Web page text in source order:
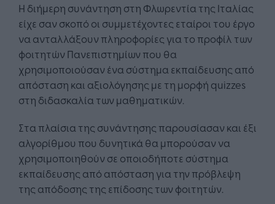
Η διήμερη συνάντηση στη Φλωρεντία της Ιταλίας
είχε σαν σκοπό οι συμμετέχοντες εταίροι του έργο
να ανταλλάξουν πληροφορίες για το προφίλ των
φοιτητών Πανεπιστημίων που θα
χρησιμοποιούσαν ένα σύστημα εκπαίδευσης από
απόσταση και αξιολόγησης με τη μορφή quizzes
στη διδασκαλία των μαθηματικών.
Στα πλαίσια της συνάντησης παρουσίασαν και έξι
αλγορίθμου που δυνητικά θα μπορούσαν να
χρησιμοποιηθούν σε οποιοδήποτε σύστημα
εκπαίδευσης από απόσταση για την πρόβλεψη
της απόδοσης της επίδοσης των φοιτητών.